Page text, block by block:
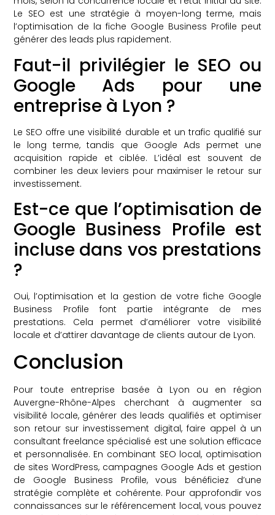
Le SEO est une stratégie à moyen-long terme, mais
l’optimisation de la fiche Google Business Profile peut
générer des leads plus rapidement.
Faut-il privilégier le SEO ou
Google Ads pour une
entreprise à Lyon ?
Le SEO offre une visibilité durable et un trafic qualifié sur
le long terme, tandis que Google Ads permet une
acquisition rapide et ciblée. L’idéal est souvent de
combiner les deux leviers pour maximiser le retour sur
investissement.
Est-ce que l’optimisation de
Google Business Profile est
incluse dans vos prestations
?
Oui, l’optimisation et la gestion de votre fiche Google
Business Profile font partie intégrante de mes
prestations. Cela permet d’améliorer votre visibilité
locale et d’attirer davantage de clients autour de Lyon.
Conclusion
Pour toute entreprise basée à Lyon ou en région
Auvergne-Rhône-Alpes cherchant à augmenter sa
visibilité locale, générer des leads qualifiés et optimiser
son retour sur investissement digital, faire appel à un
consultant freelance spécialisé est une solution efficace
et personnalisée. En combinant SEO local, optimisation
de sites WordPress, campagnes Google Ads et gestion
de Google Business Profile, vous bénéficiez d’une
stratégie complète et cohérente. Pour approfondir vos
connaissances sur le référencement local, vous pouvez